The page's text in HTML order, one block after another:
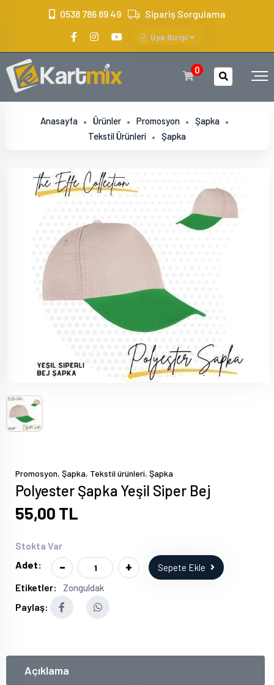
0538 786 89 49 Sipariş Sorgulama
Üye Girişi
0
Anasayfa Ürünler Promosyon
Şapka
Tekstil Ürünleri
Şapka
Promosyon, Şapka, Tekstil ürünleri, Şapka
Polyester Şapka Yeşil Siper Bej
55,00 TL
Stokta Var
Adet:
- + Sepete Ekle
Etiketler: Zonguldak
Paylaş:
Açıklama